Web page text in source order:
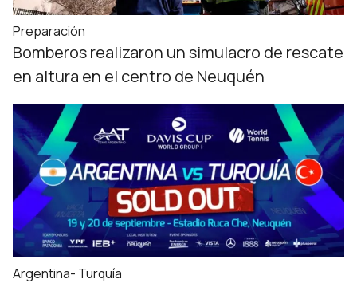
Preparación
Bomberos realizaron un simulacro de rescate
en altura en el centro de Neuquén
Argentina- Turquía